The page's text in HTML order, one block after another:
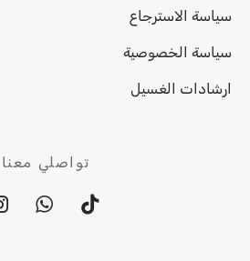
سياسة الاسترجاع
سياسة الخصوصية
ارشادات الغسيل
تواصلي معنا